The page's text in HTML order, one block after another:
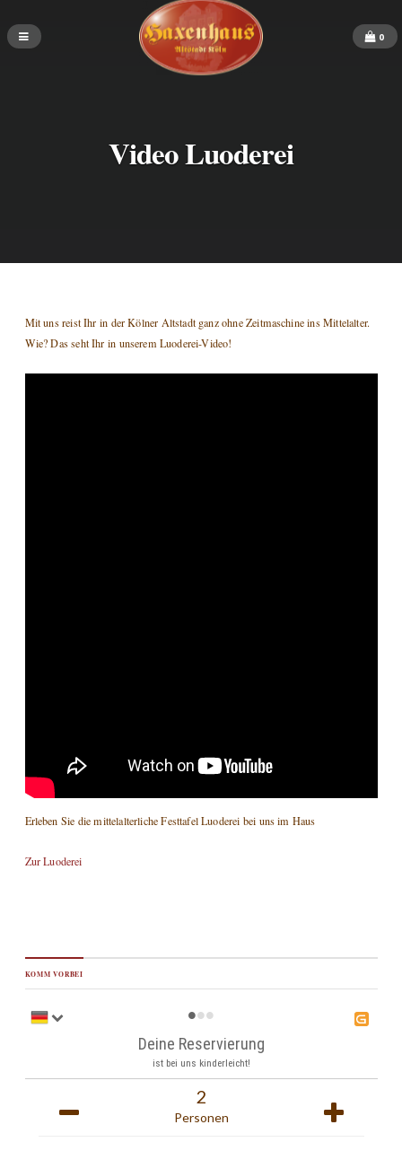
0
Video Luoderei
Mit uns reist Ihr in der Kölner Altstadt ganz ohne Zeitmaschine ins Mittelalter.
Wie? Das seht Ihr in unserem Luoderei-Video!
Erleben Sie die mittelalterliche Festtafel Luoderei bei uns im Haus
Zur Luoderei
KOMM VORBEI